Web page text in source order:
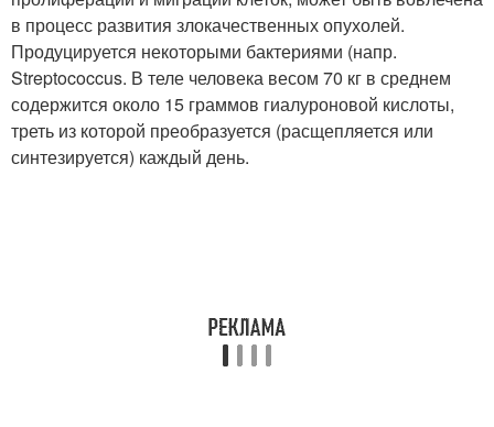
в процесс развития злокачественных опухолей.
Продуцируется некоторыми бактериями (напр.
Streptococcus. В теле человека весом 70 кг в среднем
содержится около 15 граммов гиалуроновой кислоты,
треть из которой преобразуется (расщепляется или
синтезируется) каждый день.